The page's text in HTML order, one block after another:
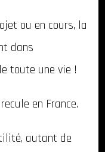
ou en cours, la
dans
toute une vie !
en France.
autant de